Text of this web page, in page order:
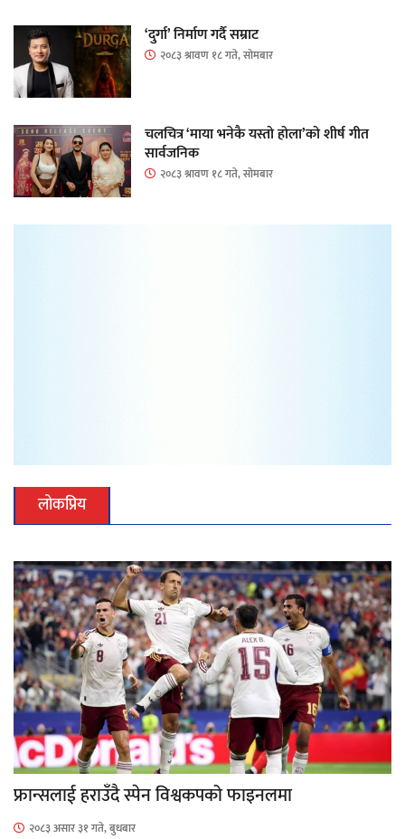
‘दुर्गा’ निर्माण गर्दै सम्राट
२०८३ श्रावण १८ गते, सोमबार
चलचित्र ‘माया भनेकै यस्तो होला’को शीर्ष गीत
सार्वजनिक
२०८३ श्रावण १८ गते, सोमबार
लोकप्रिय
फ्रान्सलाई हराउँदै स्पेन विश्वकपको फाइनलमा
२०८३ असार ३१ गते, बुधबार